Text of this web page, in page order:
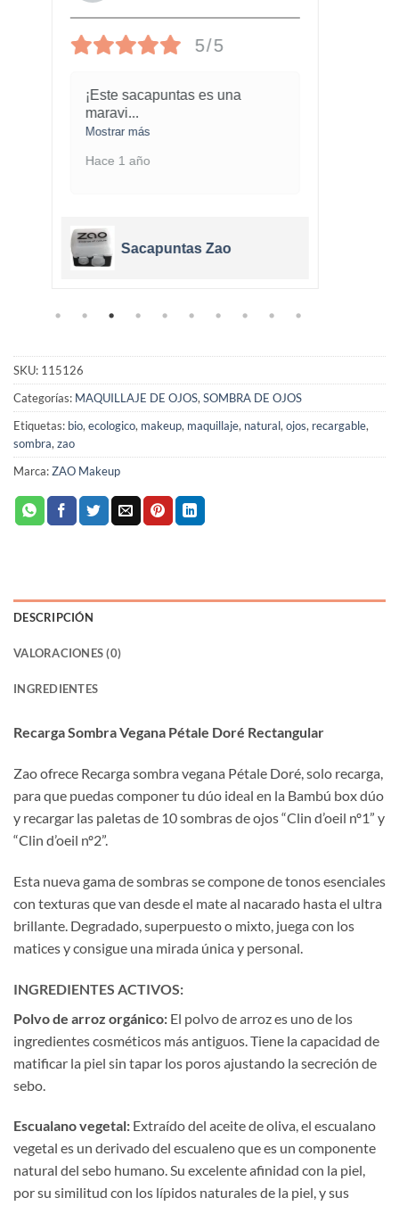
5/5
¡Este sacapuntas es una
maravi...
Mostrar más
Hace 1 año
Sacapuntas Zao
SKU: 115126
Categorías: MAQUILLAJE DE OJOS,SOMBRA DE OJOS
Etiquetas: bio,ecologico, makeup, maquillaje, natural,ojos, recargable,
sombra,zao
Marca:ZAO Makeup
DESCRIPCIÓN
VALORACIONES (0)
INGREDIENTES
Recarga Sombra Vegana Pétale Doré Rectangular
Zao ofrece Recarga sombra vegana Pétale Doré, solo recarga,
para que puedas componer tu dúo ideal en la Bambú box dúo
y recargar las paletas de 10 sombras de ojos “Clin d’oeil nº1” y
“Clin d’oeil nº2”.
Esta nueva gama de sombras se compone de tonos esenciales
con texturas que van desde el mate al nacarado hasta el ultra
brillante. Degradado, superpuesto o mixto, juega con los
matices y consigue una mirada única y personal.
INGREDIENTES ACTIVOS:
Polvo de arroz orgánico: El polvo de arrozes uno de los
ingredientes cosméticos más antiguos. Tiene la capacidad de
matificar la piel sin tapar los poros ajustando la secreción de
sebo.
Escualano vegetal: Extraído del aceite de oliva, el escualano
vegetal es un derivado del escualeno que es un componente
natural del sebo humano. Su excelente afinidad con la piel,
por su similitud con los lípidos naturales de la piel, y sus